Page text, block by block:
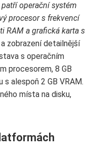
operační systém
procesor s frekvencí
RAM a grafická karta s
zobrazení detailnější
s operačním
procesorem, 8 GB
alespoň 2 GB VRAM.
místa na disku,